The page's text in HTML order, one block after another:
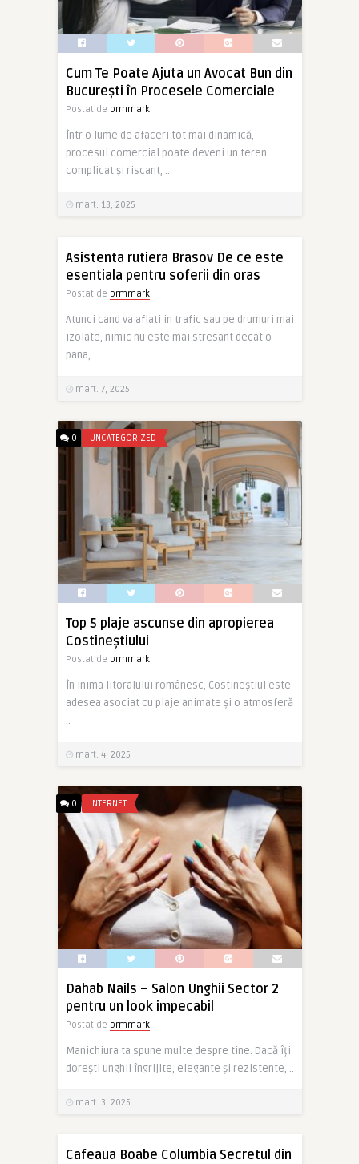
Cum Te Poate Ajuta un Avocat Bun din
București în Procesele Comerciale
Postat de brmmark
Într-o lume de afaceri tot mai dinamică,
procesul comercial poate deveni un teren
complicat și riscant, ..
mart. 13, 2025
Asistenta rutiera Brasov De ce este
esentiala pentru soferii din oras
Postat de brmmark
Atunci cand va aflati in trafic sau pe drumuri mai
izolate, nimic nu este mai stresant decat o
pana, ..
mart. 7, 2025
0 UNCATEGORIZED
Top 5 plaje ascunse din apropierea
Costineștiului
Postat de brmmark
În inima litoralului românesc, Costineștiul este
adesea asociat cu plaje animate și o atmosferă
..
mart. 4, 2025
0 INTERNET
Dahab Nails – Salon Unghii Sector 2
pentru un look impecabil
Postat de brmmark
Manichiura ta spune multe despre tine. Dacă îți
dorești unghii îngrijite, elegante și rezistente, ..
mart. 3, 2025
Cafeaua Boabe Columbia Secretul din